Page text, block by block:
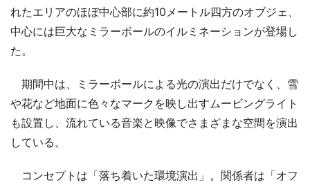
れたエリアのほぼ中心部に約10メートル四方のオブジェ、
中心には巨大なミラーボールのイルミネーションが登場し
た。
期間中は、ミラーボールによる光の演出だけでなく、雪
や花など地面に色々なマークを映し出すムービングライト
も設置し、流れている音楽と映像でさまざまな空間を演出
している。
コンセプトは「落ち着いた環境演出」。関係者は「オフ